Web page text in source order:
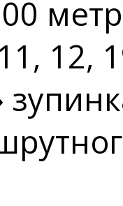
12,